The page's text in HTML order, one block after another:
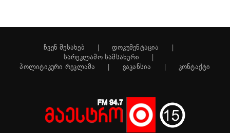
ჩვენ შესახებ
დოკუმენტაცია
სარეკლამო სამსახური
პოლიტიკური რეკლამა
ვაკანსია კონტაქტი